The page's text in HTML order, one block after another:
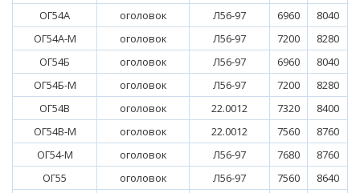
ОГ54А
оголовок Л56-97 6960
8040
ОГ54А-М
оголовок Л56-97 7200
8280
ОГ54Б
оголовок Л56-97 6960
8040
ОГ54Б-М
оголовок Л56-97 7200
8280
ОГ54В
оголовок 22.0012 7320
8400
ОГ54В-М
оголовок 22.0012 7560
8760
ОГ54-М
оголовок Л56-97 7680
8760
ОГ55
оголовок Л56-97 7560
8640